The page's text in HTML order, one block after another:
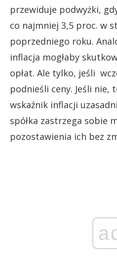
przewiduje podwyżki,
co najmniej 3,5 proc. w
poprzedniego roku.
inflacja mogłaby
opłat. Ale tylko, jeśli
podnieśli ceny. Jeśli nie,
wskaźnik inflacji
spółka zastrzega sobie
pozostawienia ich bez